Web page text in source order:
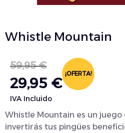
Whistle Mountain
59,95€
29,95 €
IVA Incluido
¡OFERTA!
Whistle Mountain es un
invertirás tus pingües